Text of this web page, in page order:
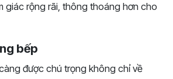
giác rộng rãi, thông thoáng hơn cho
bếp
được chú trọng không chỉ về